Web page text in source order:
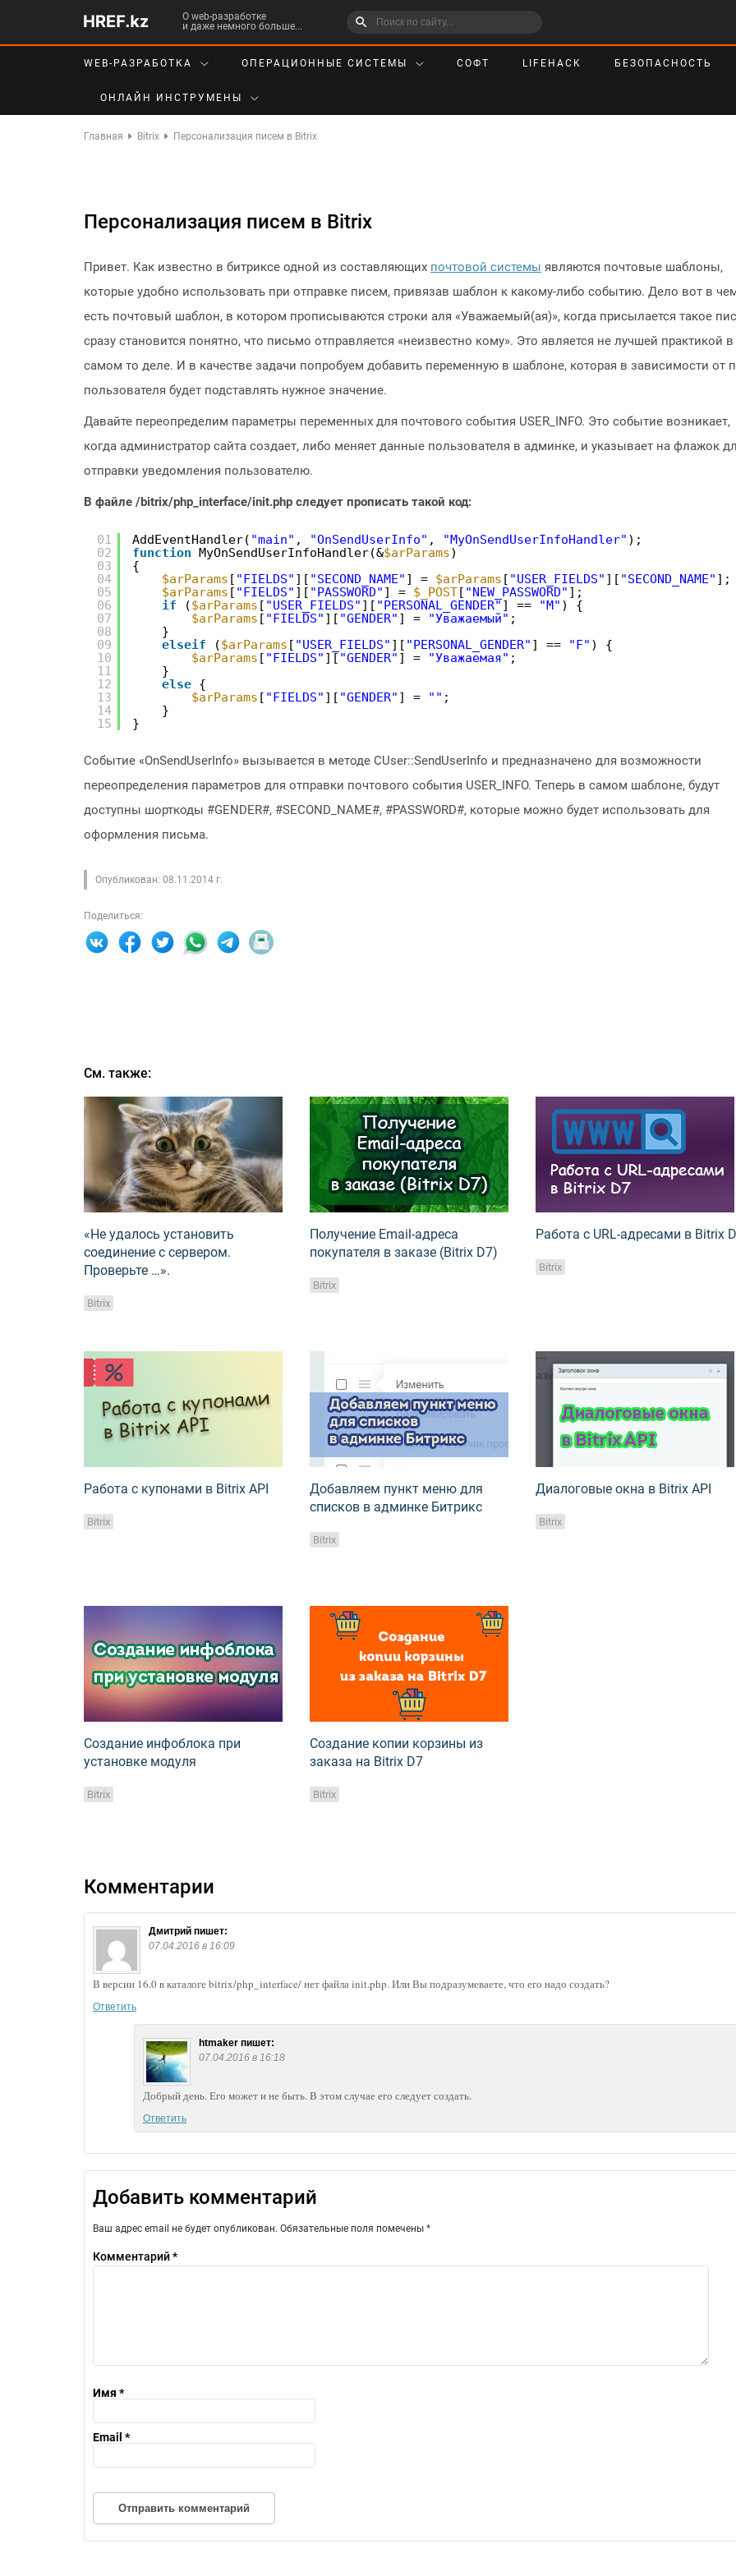
О web-разработке
и даже немного больше...
WEB-РАЗРАБОТКА ОПЕРАЦИОННЫЕ СИСТЕМЫ СОФТ LIFEHACK БЕЗОПАСНОСТЬ
ОНЛАЙН ИНСТРУМЕНЫ
Главная Bitrix Персонализация писем в Bitrix
Персонализация писем в Bitrix
Привет. Как известно в битриксе одной из составляющих почтовой системы являются почтовые шаблоны,
которые удобно использовать при отправке писем, привязав шаблон к какому-либо событию. Дело вот в
есть почтовый шаблон, в котором прописываются строки аля «Уважаемый(ая)», когда присылается такое
сразу становится понятно, что письмо отправляется «неизвестно кому». Это является не лучшей практикой в
самом то деле. И в качестве задачи попробуем добавить переменную в шаблоне, которая в зависимости от
пользователя будет подставлять нужное значение.
Давайте переопределим параметры переменных для почтового события USER_INFO. Это событие возникает,
когда администратор сайта создает, либо меняет данные пользователя в админке, и указывает на флажок
отправки уведомления пользователю.
В файле /bitrix/php_interface/init.php следует прописать такой код:
01
02
03
04
05
06
07
08
09
10
11
12
13
14
15
AddEventHandler( "main" , "OnSendUserInfo" , "MyOnSendUserInfoHandler" );
function MyOnSendUserInfoHandler(&$arParams)
{
$arParams [ "FIELDS" ][ "SECOND_NAME" ] = $arParams [ "USER_FIELDS" ][ "SECOND_NAME" ];
$arParams [ "FIELDS" ][ "PASSWORD" ] = $_POST[ "NEW_PASSWORD" ];
if
($arParams [ "USER_FIELDS" ][ "PERSONAL_GENDER" ] == "M" ) {
$arParams [ "FIELDS" ][ "GENDER" ] = "Уважаемый" ;
}
elseif
($arParams [ "USER_FIELDS" ][ "PERSONAL_GENDER" ] == "F" ) {
$arParams [ "FIELDS" ][ "GENDER" ] = "Уважаемая" ;
}
else {
$arParams [ "FIELDS" ][ "GENDER" ] = "" ;
}
}
Событие «OnSendUserInfo» вызывается в методе CUser::SendUserInfo и предназначено для возможности
переопределения параметров для отправки почтового события USER_INFO. Теперь в самом шаблоне, будут
доступны шорткоды #GENDER#, #SECOND_NAME#, #PASSWORD#, которые можно будет использовать для
оформления письма.
Опубликован: 08.11.2014 г.
Поделиться:
См. также:
«Не удалось установить
соединение с сервером.
Проверьте …».
Bitrix
Получение Email-адреса
покупателя в заказе (Bitrix D7)
Bitrix
Работа с URL-адресами в Bitrix
Bitrix
Работа с купонами в Bitrix API
Bitrix
Добавляем пункт меню для
списков в админке Битрикс
Bitrix
Диалоговые окна в Bitrix API
Bitrix
Создание инфоблока при
установке модуля
Bitrix
Создание копии корзины из
заказа на Bitrix D7
Bitrix
Комментарии
Дмитрий пишет:
07.04.2016 в 16:09
В версии 16.0 в каталоге bitrix/php_interface/ нет файла init.php. Или Вы подразумеваете, что его надо создать?
Ответить
htmaker пишет:
07.04.2016 в 16:18
Добрый день. Его может и не быть. В этом случае его следует создать.
Ответить
Добавить комментарий
Ваш адрес email не будет опубликован. Обязательные поля помечены *
Комментарий*
Имя *
Email *